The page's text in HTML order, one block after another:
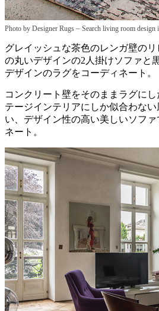
Photo by Designer Rugs – Search living room design
グレイッシュな茶色のレンガ壁の
の丸いデザインの2人掛けソファと
デザインのラグをコーディネート。
コンクリート壁をそのままラグに
テージインテリアにしか似合わな
い、デザイン性の高い美しいソフ
ネート。